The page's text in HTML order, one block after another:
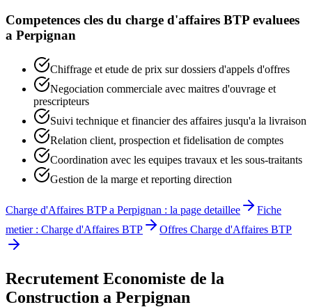
Competences cles du charge d'affaires BTP evaluees
a Perpignan
Chiffrage et etude de prix sur dossiers d'appels d'offres
Negociation commerciale avec maitres d'ouvrage et
prescripteurs
Suivi technique et financier des affaires jusqu'a la livraison
Relation client, prospection et fidelisation de comptes
Coordination avec les equipes travaux et les sous-traitants
Gestion de la marge et reporting direction
Charge d'Affaires BTPa Perpignan : la page detaillee
Fiche
metier : Charge d'Affaires BTP Offres Charge d'Affaires BTP
Recrutement Economiste de la
Construction a Perpignan